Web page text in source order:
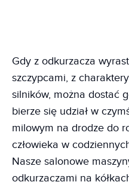
Gdy z odkurzacza
szczypcami, z
silników, można dostać
bierze się udział w
milowym na drodze do
człowieka w
Nasze salonowe
odkurzaczami na